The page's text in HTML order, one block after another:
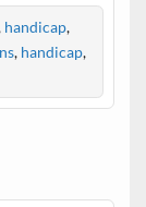
handicap,
, handicap,